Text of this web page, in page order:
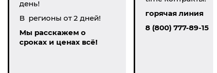
день!
В регионы от 2 дней!
Мы расскажем о
сроках и ценах всё!
горячая линия
8 (800) 777-89-15